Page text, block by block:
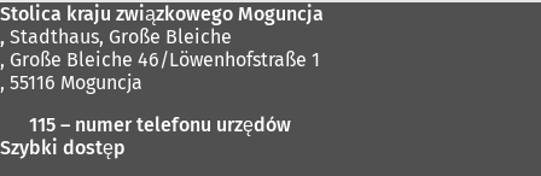
Stolica kraju związkowego Moguncja
, Stadthaus, Große Bleiche
, Große Bleiche 46/Löwenhofstraße 1
, 55116 Moguncja
115 – numer telefonu urzędów
Szybki dostęp